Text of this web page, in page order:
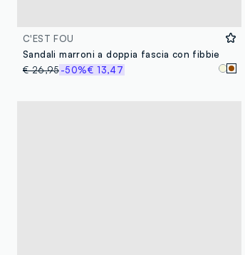
C'EST FOU
Sandali marroni a doppia fascia con fibbie
€ 26,95-50%€ 13,47